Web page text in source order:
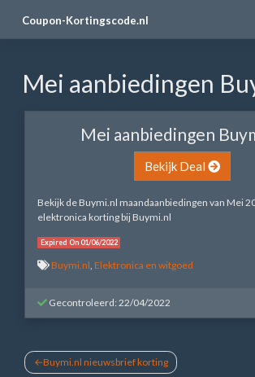
Coupon-Kortingscode.nl
Mei aanbiedingen
Mei aanbiedingen
Bekijk Deal
Bekijk de Buymi.nl maandaanbiedingen van Mei
elektronica korting bij Buymi.nl
Expired On 01/06/2022
Buymi.nl Elektronica en witgoed
Gecontroleerd: 22/04/2022
Bericht
Buymi.nl nieuwsbrief korting